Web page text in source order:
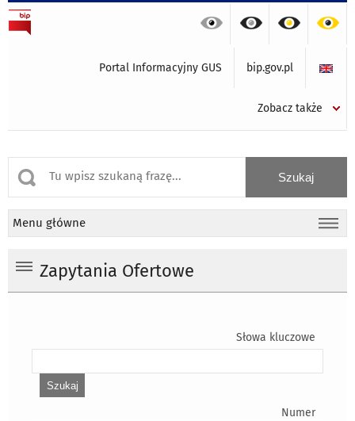
Portal Informacyjny GUS bip.gov.pl
Zobacz także
Menu główne
Zapytania Ofertowe
Słowa kluczowe
Numer